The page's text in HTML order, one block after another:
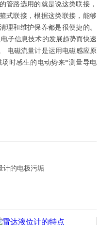
路选用的就是说这类联接，
式联接，根据这类联接，能够
理和维护保养都是很便捷的。
子信息技术的发展趋势而快速
电磁流量计是运用电磁感应原
时感生的电动势来*测量导电
计的电极污垢